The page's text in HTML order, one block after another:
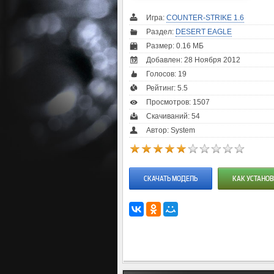
Игра: COUNTER-STRIKE 1.6
Раздел: DESERT EAGLE
Размер: 0.16 МБ
Добавлен: 28 Ноября 2012
Голосов: 19
Рейтинг: 5.5
Просмотров: 1507
Скачиваний: 54
Автор: System
СКАЧАТЬ МОДЕЛЬ КАК